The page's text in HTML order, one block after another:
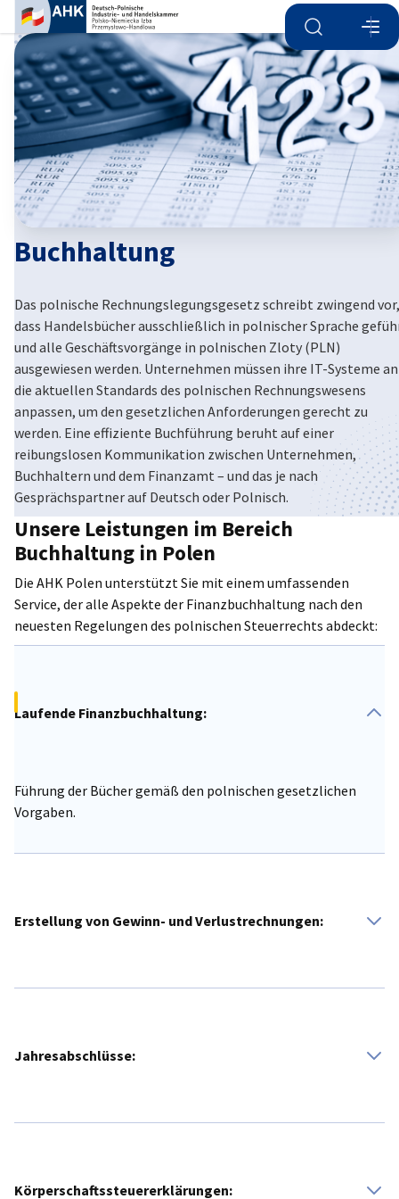
Suche öffnen
German
Poland
Buchhaltung
Das polnische Rechnungslegungsgesetz schreibt zwingend vor,
dass Handelsbücher ausschließlich in polnischer Sprache
und alle Geschäftsvorgänge in polnischen Zloty (PLN)
ausgewiesen werden. Unternehmen müssen ihre IT-Systeme an
die aktuellen Standards des polnischen Rechnungswesens
anpassen, um den gesetzlichen Anforderungen gerecht zu
werden. Eine effiziente Buchführung beruht auf einer
reibungslosen Kommunikation zwischen Unternehmen,
Buchhaltern und dem Finanzamt – und das je nach
Gesprächspartner auf Deutsch oder Polnisch.
Unsere Leistungen im Bereich
Buchhaltung in Polen
Die AHK Polen unterstützt Sie mit einem umfassenden
Service, der alle Aspekte der Finanzbuchhaltung nach den
neuesten Regelungen des polnischen Steuerrechts abdeckt:
Laufende Finanzbuchhaltung:
Führung der Bücher gemäß den polnischen gesetzlichen
Vorgaben.
Erstellung von Gewinn- und Verlustrechnungen:
Jahresabschlüsse:
Körperschaftssteuererklärungen: